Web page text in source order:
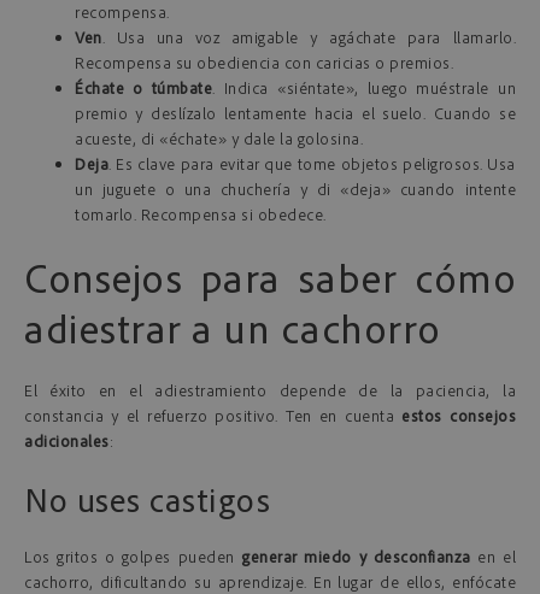
recompensa.
Ven . Usa una voz amigable y agáchate para llamarlo.
Recompensa su obediencia con caricias o premios.
Échate o túmbate . Indica «siéntate», luego muéstrale un
premio y deslízalo lentamente hacia el suelo. Cuando se
acueste, di «échate» y dale la golosina.
Deja . Es clave para evitar que tome objetos peligrosos. Usa
un juguete o una chuchería y di «deja» cuando intente
tomarlo. Recompensa si obedece.
Consejos para saber cómo
adiestrar a un cachorro
El éxito en el adiestramiento depende de la paciencia, la
constancia y el refuerzo positivo. Ten en cuenta estos consejos
adicionales:
No uses castigos
Los gritos o golpes pueden generar miedo y desconfianza en el
cachorro, dificultando su aprendizaje. En lugar de ellos, enfócate